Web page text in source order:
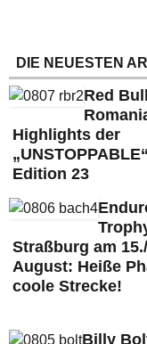
DIE NEUESTEN
Red Bull
Highlights der
„UNSTOPPABLE“
Edition 23
Straßburg am
August: Heiße
coole Strecke!
Billy